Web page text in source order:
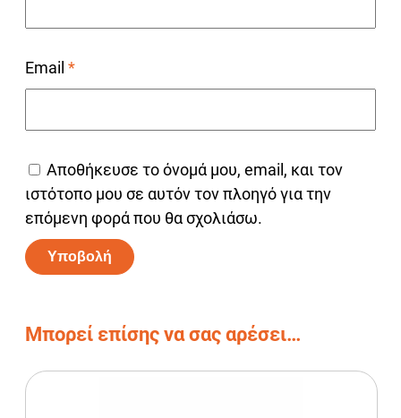
Email *
Αποθήκευσε το όνομά μου, email, και τον
ιστότοπο μου σε αυτόν τον πλοηγό για την
επόμενη φορά που θα σχολιάσω.
Μπορεί επίσης να σας αρέσει…